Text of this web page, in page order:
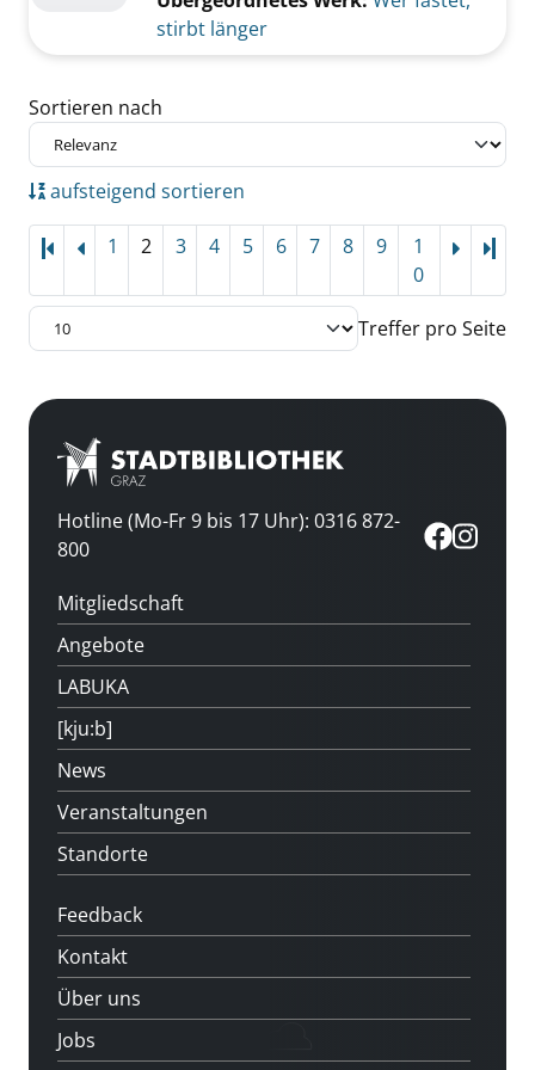
stirbt länger
Zu den Suchfiltern springen
Sortieren nach
aufsteigend sortieren
1 2 3 4 5 6 7 8 9
1
0
Treffer pro Seite
Hotline (Mo-Fr 9 bis 17 Uhr): 0316 872-
800
Mitgliedschaft
Angebote
LABUKA
[kju:b]
News
Veranstaltungen
Standorte
Feedback
Kontakt
Über uns
Jobs